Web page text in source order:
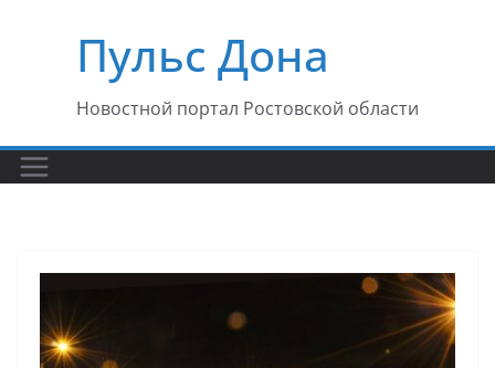
содержимомуПульс Дона
Новостной портал Ростовской области